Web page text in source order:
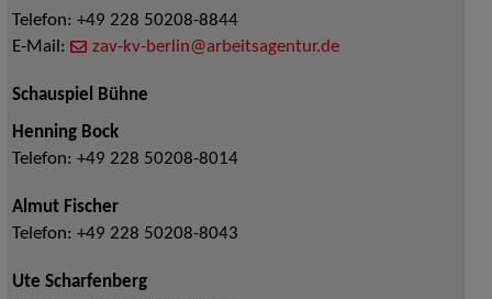
Telefon: +49 228 50208-8844
E-Mail:
zav-kv-berlin@arbeitsagentur.de
Schauspiel Bühne
Henning Bock
Telefon: +49 228 50208-8014
Almut Fischer
Telefon: +49 228 50208-8043
Ute Scharfenberg